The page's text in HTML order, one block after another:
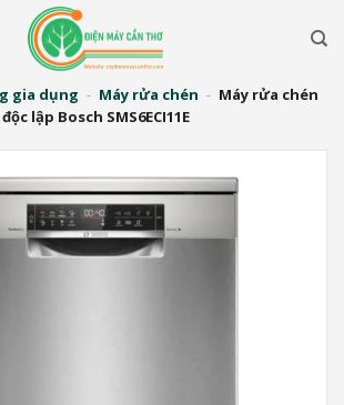
gia dụng - Máy rửa chén - Máy rửa chén
độc lập Bosch SMS6ECI11E